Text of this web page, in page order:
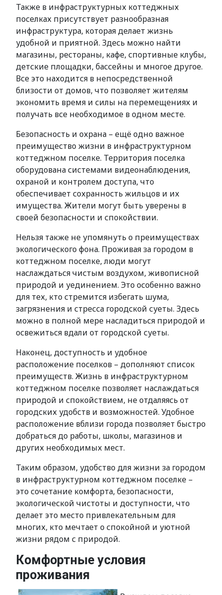
Также в инфраструктурных коттеджных
поселках присутствует разнообразная
инфраструктура, которая делает жизнь
удобной и приятной. Здесь можно найти
магазины, рестораны, кафе, спортивные клубы,
детские площадки, бассейны и многое другое.
Все это находится в непосредственной
близости от домов, что позволяет жителям
экономить время и силы на перемещениях и
получать все необходимое в одном месте.
Безопасность и охрана – ещё одно важное
преимущество жизни в инфраструктурном
коттеджном поселке. Территория поселка
оборудована системами видеонаблюдения,
охраной и контролем доступа, что
обеспечивает сохранность жильцов и их
имущества. Жители могут быть уверены в
своей безопасности и спокойствии.
Нельзя также не упомянуть о преимуществах
экологического фона. Проживая за городом в
коттеджном поселке, люди могут
наслаждаться чистым воздухом, живописной
природой и уединением. Это особенно важно
для тех, кто стремится избегать шума,
загрязнения и стресса городской суеты. Здесь
можно в полной мере насладиться природой и
освежиться вдали от городской суеты.
Наконец, доступность и удобное
расположение поселков – дополняют список
преимуществ. Жизнь в инфраструктурном
коттеджном поселке позволяет наслаждаться
природой и спокойствием, не отдаляясь от
городских удобств и возможностей. Удобное
расположение вблизи города позволяет быстро
добраться до работы, школы, магазинов и
других необходимых мест.
Таким образом, удобство для жизни за городом
в инфраструктурном коттеджном поселке –
это сочетание комфорта, безопасности,
экологической чистоты и доступности, что
делает это место привлекательным для
многих, кто мечтает о спокойной и уютной
жизни рядом с природой.
Комфортные условия
проживания